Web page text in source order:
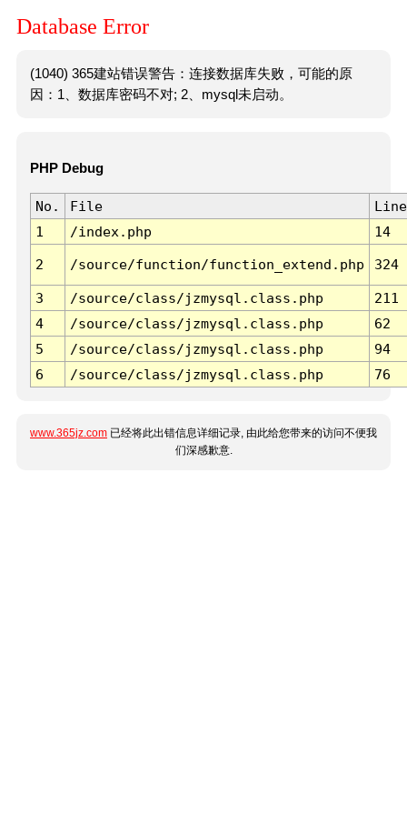
Database Error
(1040) 365建站错误警告：连接数据库失败，可能的原
因：1、数据库密码不对; 2、mysql未启动。
PHP Debug
No. File
Line
1
/index.php 14
2 /source/function/function_extend.php 324
3 /source/class/jzmysql.class.php
211
4
/source/class/jzmysql.class.php
62
5
/source/class/jzmysql.class.php
94
6
/source/class/jzmysql.class.php 76
www.365jz.com 已经将此出错信息详细记录, 由此给您带来的访问不便我
们深感歉意.